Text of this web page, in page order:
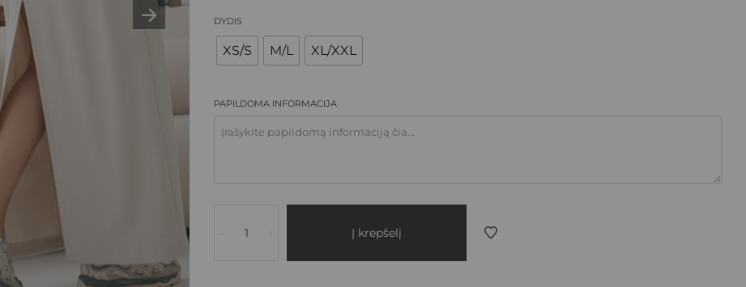
DYDIS
XS/S M/L XL/XXL
PAPILDOMA INFORMACIJA
Į krepšelį